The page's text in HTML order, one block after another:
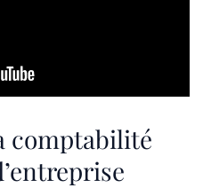
comptabilité